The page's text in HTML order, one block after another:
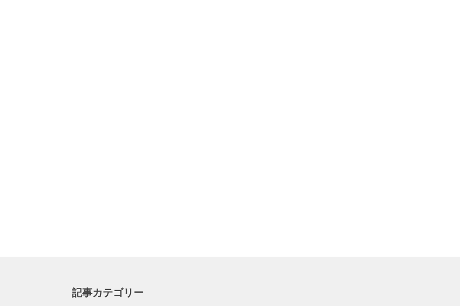
記事カテゴリー